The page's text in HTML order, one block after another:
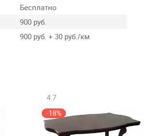
Бесплатно
900 руб.
900 руб. + 30 руб./км
4.7
-18%